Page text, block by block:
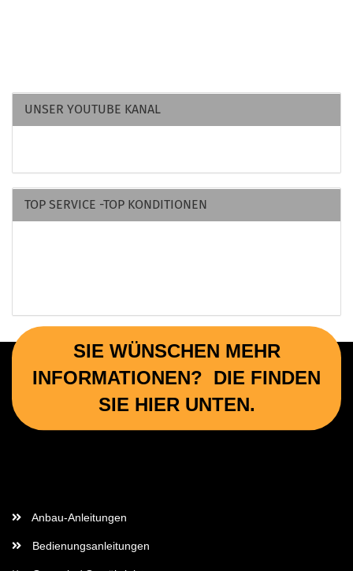
UNSER YOUTUBE KANAL
TOP SERVICE -TOP KONDITIONEN
SIE WÜNSCHEN MEHR
INFORMATIONEN? DIE FINDEN
SIE HIER UNTEN.
Anbau-Anleitungen
Bedienungsanleitungen